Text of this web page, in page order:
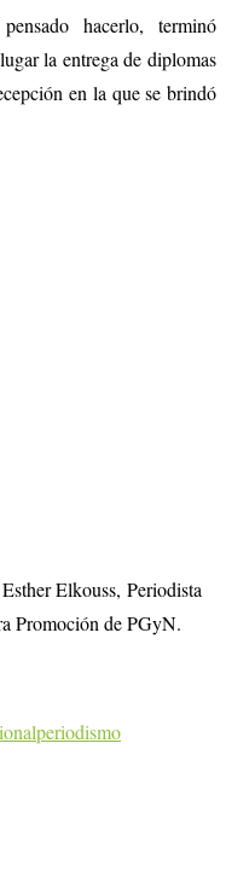
hacerlo, terminó
la entrega de diplomas
en la que se brindó
Elkouss, Periodista
Promoción de PGyN.
periodismo